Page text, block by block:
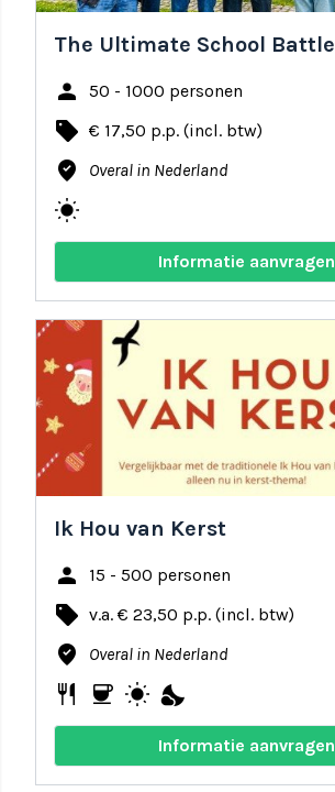
The Ultimate School Battle
person 50 - 1000 personen
local_offer € 17,50 p.p. (incl. btw)
where_to_vote Overal in Nederland
wb_sunny
Informatie aanvragen
Ik Hou van Kerst
person 15 - 500 personen
local_offer v.a. € 23,50 p.p. (incl. btw)
where_to_vote Overal in Nederland
restaurant coffee wb_sunny nights_stay
Informatie aanvragen